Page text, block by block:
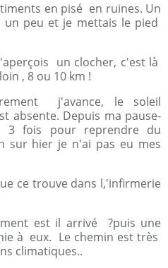
en pisé en ruines. Un
peu et je mettais le pied
un clocher, c'est là
, 8 ou 10 km !
j'avance, le soleil
absente. Depuis ma pause-
fois pour reprendre du
sur hier je n'ai pas eu mes
ce trouve dans l,'infirmerie
est il arrivé ?puis une
à eux. Le chemin est très
climatiques..